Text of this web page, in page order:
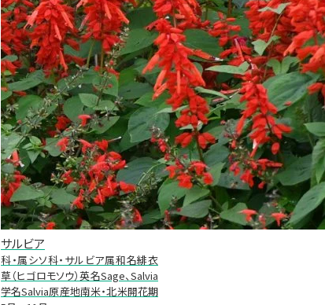
サルビア
科・属シソ科・サルビア属和名緋衣
草（ヒゴロモソウ）英名Sage、Salvia
学名Salvia原産地南米・北米開花期